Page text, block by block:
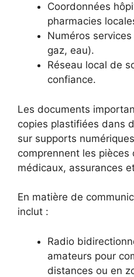
Coordonnées
pharmacies
Numéros
gaz, eau).
Réseau local de
confiance.
Les documents
copies plastifiées dans
sur supports
comprennent les pièces
médicaux, assurances
En matière de
inclut :
Radio
amateurs pour
distances ou en